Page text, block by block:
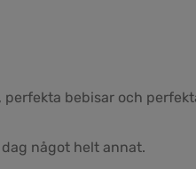
perfekta bebisar och
något helt annat.